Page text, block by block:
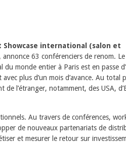
international (salon et
, annonce 63 conférenciers de renom.
monde entier à Paris est en passe
plus d’un mois d’avance. Au total
de l’étranger, notamment, des USA,
Au travers de conférences,
de nouveaux partenariats de
et mesurer le retour sur